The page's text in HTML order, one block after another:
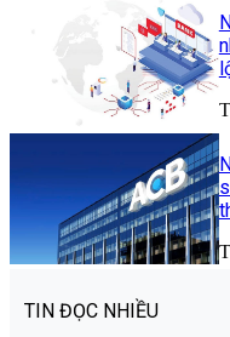
TIN ĐỌC NHIỀU